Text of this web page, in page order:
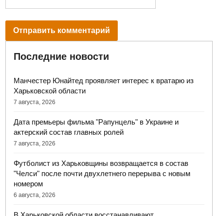
Последние новости
Манчестер Юнайтед проявляет интерес к вратарю из
Харьковской области
7 августа, 2026
Дата премьеры фильма "Рапунцель" в Украине и
актерский состав главных ролей
7 августа, 2026
Футболист из Харьковщины возвращается в состав
"Челси" после почти двухлетнего перерыва с новым
номером
6 августа, 2026